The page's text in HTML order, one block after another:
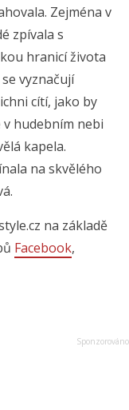
Zejména v
zpívala s
hranicí života
vyznačují
cítí, jako by
v hudebním nebi
kapela.
na skvělého
na základě
Facebook,